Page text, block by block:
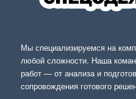
Мы специализируемся на
любой сложности. Наша
работ — от анализа и
сопровождения готового